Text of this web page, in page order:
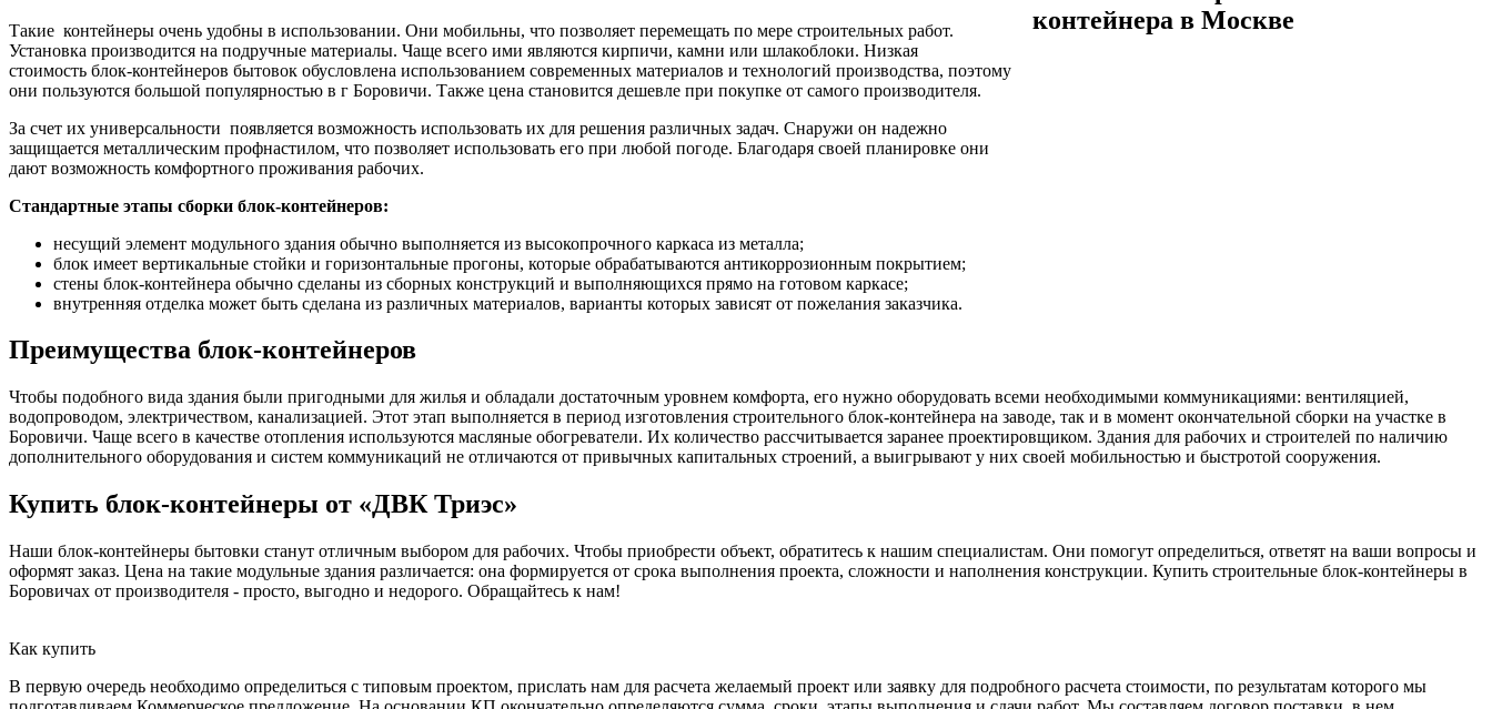
Такие контейнеры очень удобны в использовании. Они мобильны, что позволяет перемещать по мере строительных работ.
Установка производится на подручные материалы. Чаще всего ими являются кирпичи, камни или шлакоблоки. Низкая
стоимость блок-контейнеров бытовок обусловлена использованием современных материалов и технологий производства, поэтому
они пользуются большой популярностью в г Боровичи. Также цена становится дешевле при покупке от самого производителя.
За счет их универсальности появляется возможность использовать их для решения различных задач. Снаружи он надежно
защищается металлическим профнастилом, что позволяет использовать его при любой погоде. Благодаря своей планировке они
дают возможность комфортного проживания рабочих.
Стандартные этапы сборки блок-контейнеров:
несущий элемент модульного здания обычно выполняется из высокопрочного каркаса из металла;
блок имеет вертикальные стойки и горизонтальные прогоны, которые обрабатываются антикоррозионным покрытием;
стены блок-контейнера обычно сделаны из сборных конструкций и выполняющихся прямо на готовом каркасе;
внутренняя отделка может быть сделана из различных материалов, варианты которых зависят от пожелания заказчика.
Преимущества блок-контейнеров
Чтобы подобного вида здания были пригодными для жилья и обладали достаточным уровнем комфорта, его нужно оборудовать всеми необходимыми коммуникациями: вентиляцией,
водопроводом, электричеством, канализацией. Этот этап выполняется в период изготовления строительного блок-контейнера на заводе, так и в момент окончательной сборки на участке в
Боровичи. Чаще всего в качестве отопления используются масляные обогреватели. Их количество рассчитывается заранее проектировщиком. Здания для рабочих и строителей по наличию
дополнительного оборудования и систем коммуникаций не отличаются от привычных капитальных строений, а выигрывают у них своей мобильностью и быстротой сооружения.
Купить блок-контейнеры от «ДВК Триэс»
Наши блок-контейнеры бытовки станут отличным выбором для рабочих. Чтобы приобрести объект, обратитесь к нашим специалистам. Они помогут определиться, ответят на ваши вопросы и
оформят заказ. Цена на такие модульные здания различается: она формируется от срока выполнения проекта, сложности и наполнения конструкции. Купить строительные блок-контейнеры в
Боровичах от производителя - просто, выгодно и недорого. Обращайтесь к нам!
Как купить
В первую очередь необходимо определиться с типовым проектом, прислать нам для расчета желаемый проект или заявку для подробного расчета стоимости, по результатам которого мы